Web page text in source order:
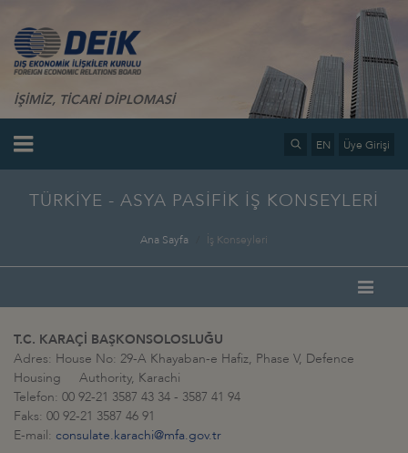
İŞİMİZ, TİCARİ DİPLOMASİ
EN Üye Girişi
TÜRKİYE - ASYA PASİFİK İŞ KONSEYLERİ
Ana Sayfa İş Konseyleri
T.C. KARAÇİ BAŞKONSOLOSLUĞU
Adres: House No: 29-A Khayaban-e Hafiz, Phase V, Defence
Housing Authority, Karachi
Telefon: 00 92-21 3587 43 34 - 3587 41 94
Faks: 00 92-21 3587 46 91
E-mail: consulate.karachi@mfa.gov.tr